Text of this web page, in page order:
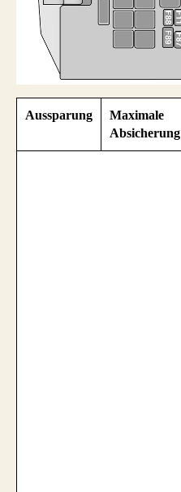
Aussparung
Maximale
Absicherung